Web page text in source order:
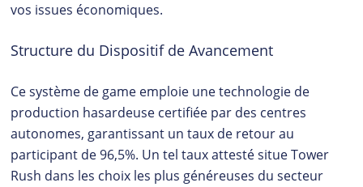
vos issues économiques.
Structure du Dispositif de Avancement
Ce système de game emploie une technologie de
production hasardeuse certifiée par des centres
autonomes, garantissant un taux de retour au
participant de 96,5%. Un tel taux attesté situe Tower
Rush dans les choix les plus généreuses du secteur